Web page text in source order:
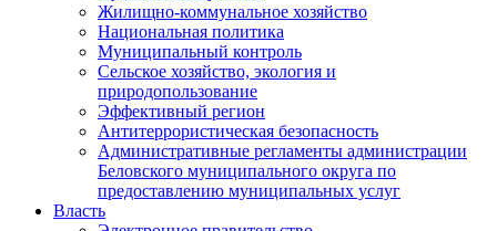
Жилищно-коммунальное хозяйство
Национальная политика
Муниципальный контроль
Сельское хозяйство, экология и
природопользование
Эффективный регион
Антитеррористическая безопасность
Административные регламенты администрации
Беловского муниципального округа по
предоставлению муниципальных услуг
Власть